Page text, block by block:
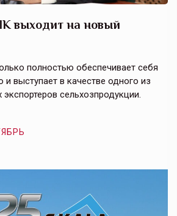
выходит на новый
полностью обеспечивает себя
и выступает в качестве одного из
сельхозпродукции.